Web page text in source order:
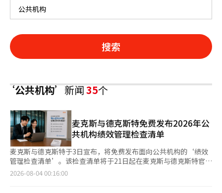
搜索
‘公共机构’新闻35个
麦克斯与德克斯特免费发布2026年公
共机构绩效管理检查清单
麦克斯与德克斯特于3日宣布，将免费发布面向公共机构的‘绩效
管理检查清单’。该检查清单将于21日起在麦克斯与德克斯特官网
上提供查看。 作为公共机构管理咨询的专业公司，麦克斯与德克
2026-08-04 00:16:00